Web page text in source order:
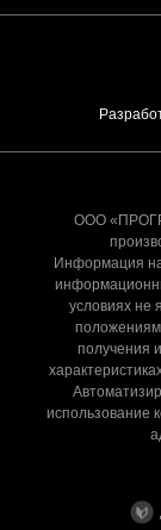
ООО
Информация
условиях не
получения
использование